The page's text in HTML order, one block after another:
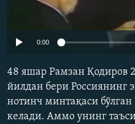
240p
0:00
48 яшар Рамзан Қодиров
йилдан бери Россиянинг
нотинч минтақаси
келади. Аммо унинг